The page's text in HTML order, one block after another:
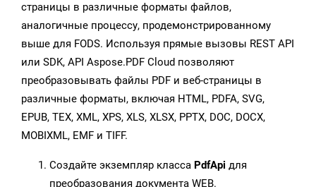
страницы в различные форматы файлов,
аналогичные процессу, продемонстрированному
выше для FODS. Используя прямые вызовы REST API
или SDK, API Aspose.PDF Cloud позволяют
преобразовывать файлы PDF и веб-страницы в
различные форматы, включая HTML, PDFA, SVG,
EPUB, TEX, XML, XPS, XLS, XLSX, PPTX, DOC, DOCX,
MOBIXML, EMF и TIFF.
Создайте экземпляр класса PdfApi для
преобразования документа WEB.